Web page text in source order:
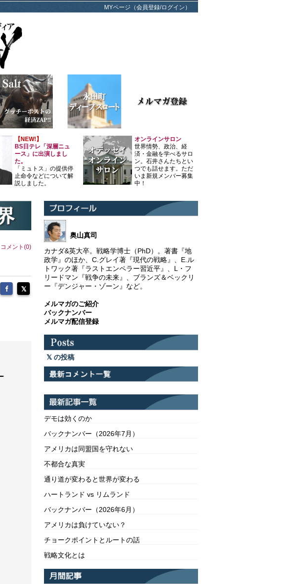
MYページ（会員登録/ログイン）
【NEW!】
BS日テレ「深層ニュ
ース」に出演しまし
た。
「ミュトス」の提供停
止命令などについて解
説しました。
オンラインサロン
世界情勢、政治、経
済・金融を学べるサロ
ン。石井さんたちとい
つでも話せます。ただ
いま新規メンバー募集
中！
コメント(0)
奥山真司
カナダ&英大卒。戦略学博士（PhD）。著書『地
政学』のほか、C.グレイ著『現代の戦略』、E.ル
トワック著『ラストエンペラー習近平』、L・フ
リードマン『戦争の未来』、ブランズ＆ベックリ
ー『デンジャー・ゾーン』など。
メルマガのご紹介
バックナンバー
メルマガ配信登録
の投稿
デモは効くのか
バックナンバー（2026年7月）
アメリカは同盟国を守れない
不都合な真実
通り道が変わると世界が変わる
ハートランド vs リムランド
バックナンバー（2026年6月）
アメリカは負けていない？
チョークポイントとルートの話
戦略文化とは